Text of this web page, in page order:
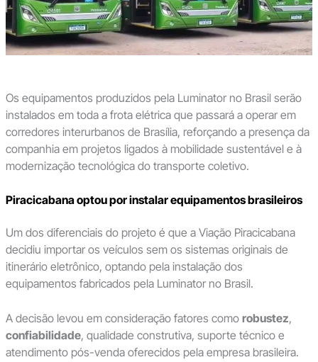
Os equipamentos produzidos pela Luminator no Brasil serão
instalados em toda a frota elétrica que passará a operar em
corredores interurbanos de Brasília, reforçando a presença da
companhia em projetos ligados à mobilidade sustentável e à
modernização tecnológica do transporte coletivo.
Piracicabana optou por instalar equipamentos brasileiros
Um dos diferenciais do projeto é que a Viação Piracicabana
decidiu importar os veículos sem os sistemas originais de
itinerário eletrônico, optando pela instalação dos
equipamentos fabricados pela Luminator no Brasil.
A decisão levou em consideração fatores como robustez,
confiabilidade, qualidade construtiva, suporte técnico e
atendimento pós-venda oferecidos pela empresa brasileira.